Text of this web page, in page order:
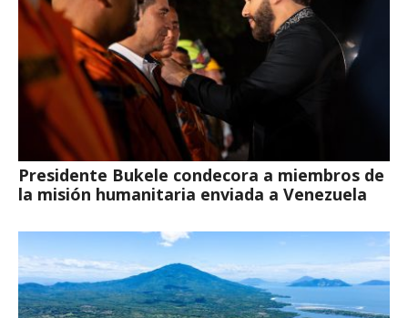
Presidente Bukele condecora a miembros de
la misión humanitaria enviada a Venezuela